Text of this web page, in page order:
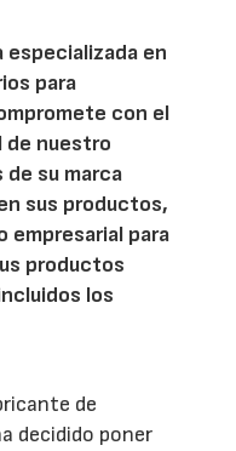
especializada en
para
con el
de nuestro
su marca
sus productos,
empresarial para
productos
los
de
decidido poner